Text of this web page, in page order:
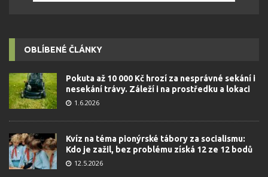
OBLÍBENÉ ČLÁNKY
Pokuta až 10 000 Kč hrozí za nesprávné sekání i
nesekání trávy. Záleží i na prostředku a lokaci
1.6.2026
Kvíz na téma pionýrské tábory za socialismu:
Kdo je zažil, bez problému získá 12 ze 12 bodů
12.5.2026